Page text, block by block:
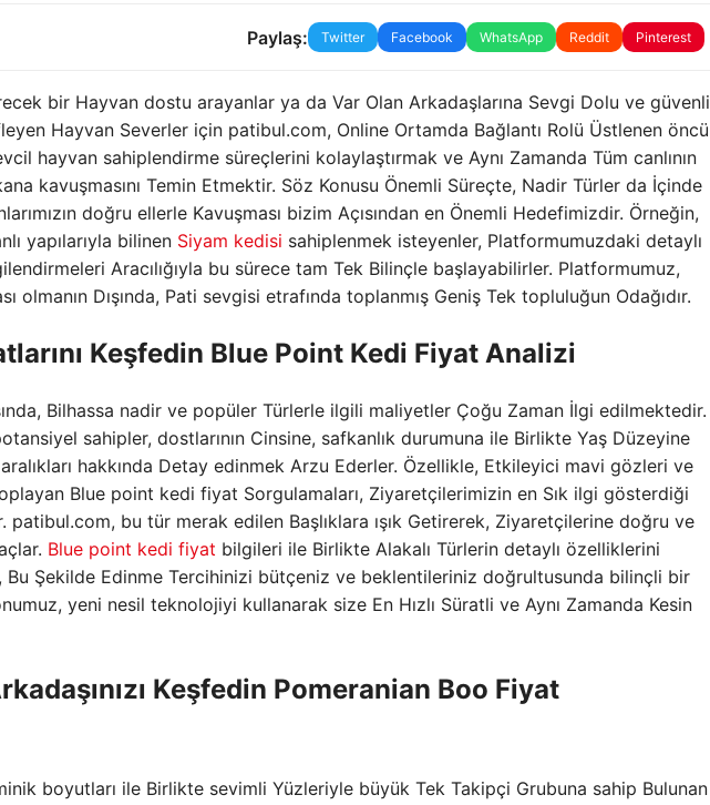
Paylaş: Twitter Facebook WhatsApp Reddit Pinterest
bir Hayvan dostu arayanlar ya da Var Olan Arkadaşlarına Sevgi Dolu ve güvenli
Hayvan Severler için patibul.com, Online Ortamda Bağlantı Rolü Üstlenen öncü
hayvan sahiplendirme süreçlerini kolaylaştırmak ve Aynı Zamanda Tüm canlının
kavuşmasını Temin Etmektir. Söz Konusu Önemli Süreçte, Nadir Türler da İçinde
doğru ellerle Kavuşması bizim Açısından en Önemli Hedefimizdir. Örneğin,
yapılarıyla bilinen Siyam kedisi sahiplenmek isteyenler, Platformumuzdaki detaylı
Aracılığıyla bu sürece tam Tek Bilinçle başlayabilirler. Platformumuz,
olmanın Dışında, Pati sevgisi etrafında toplanmış Geniş Tek topluluğun Odağıdır.
Keşfedin Blue Point Kedi Fiyat Analizi
Bilhassa nadir ve popüler Türlerle ilgili maliyetler Çoğu Zaman İlgi edilmektedir.
sahipler, dostlarının Cinsine, safkanlık durumuna ile Birlikte Yaş Düzeyine
hakkında Detay edinmek Arzu Ederler. Özellikle, Etkileyici mavi gözleri ve
Blue point kedi fiyat Sorgulamaları, Ziyaretçilerimizin en Sık ilgi gösterdiği
patibul.com, bu tür merak edilen Başlıklara ışık Getirerek, Ziyaretçilerine doğru ve
Blue point kedi fiyat bilgileri ile Birlikte Alakalı Türlerin detaylı özelliklerini
Şekilde Edinme Tercihinizi bütçeniz ve beklentileriniz doğrultusunda bilinçli bir
yeni nesil teknolojiyi kullanarak size En Hızlı Süratli ve Aynı Zamanda Kesin
Keşfedin Pomeranian Boo Fiyat
boyutları ile Birlikte sevimli Yüzleriyle büyük Tek Takipçi Grubuna sahip Bulunan